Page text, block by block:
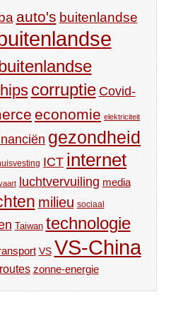
auto's buitenlandse
corruptie Covid-
economie elektriciteit
gezondheid
ICT internet
luchtvervuiling media
milieu sociaal
Taiwan technologie
VS VS-China
zonne-energie